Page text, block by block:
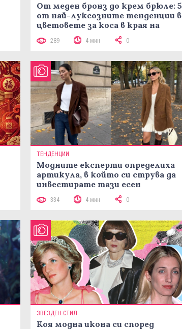
От меден бронз до крем брюле: 5
от най-луксозните тенденции в
цветовете за коса в края на
289 4 мин 0
ТЕНДЕНЦИИ
Модните експерти определиха
артикула, в който си струва да
инвестирате тази есен
334 4 мин 0
ЗВЕЗДЕН СТИЛ
Коя модна икона си според